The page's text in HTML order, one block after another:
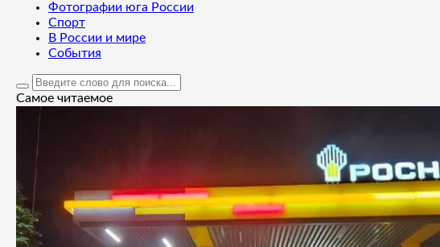
Фотографии юга России
Спорт
В России и мире
События
Самое читаемое